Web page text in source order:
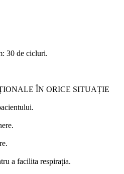
30 de cicluri.
ÎN ORICE SITUAȚIE
a facilita respirația.